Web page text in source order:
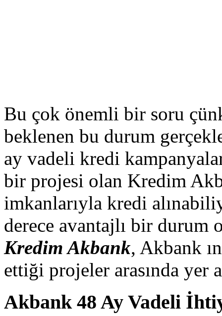
Bu çok önemli bir soru
beklenen bu durum
ay vadeli kredi
bir projesi olan Kredim
imkanlarıyla kredi
derece avantajlı bir durum
Kredim Akbank, Akbank
ettiği projeler arasında yer
Akbank 48 Ay Vadeli